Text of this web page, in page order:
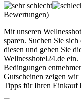
Bewertungen)
Mit unseren
sparen. Suchen Sie
diesen und geben Sie
Wellnesshotel24.de
Bedingungen
Gutscheinen zeigen wir
Tipps für Ihren Einkauf